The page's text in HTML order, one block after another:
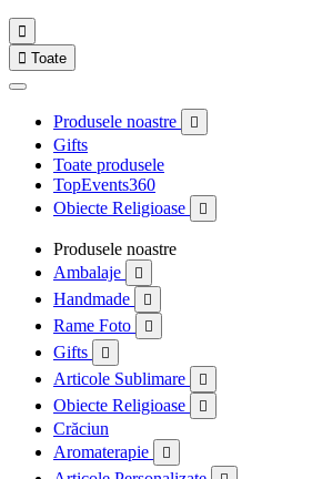

 Toate
Produsele noastre 
Gifts
Toate produsele
TopEvents360
Obiecte Religioase

Produsele noastre
Ambalaje

Handmade 
Rame Foto 
Gifts 
Articole Sublimare 
Obiecte Religioase 
Crăciun
Aromaterapie
